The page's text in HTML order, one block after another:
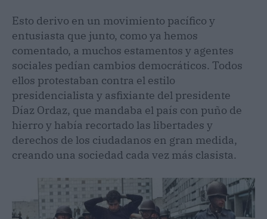
Esto derivo en un movimiento pacífico y
entusiasta que junto, como ya hemos
comentado, a muchos estamentos y agentes
sociales pedían cambios democráticos. Todos
ellos protestaban contra el estilo
presidencialista y asfixiante del presidente
Díaz Ordaz, que mandaba el país con puño de
hierro y había recortado las libertades y
derechos de los ciudadanos en gran medida,
creando una sociedad cada vez más clasista.